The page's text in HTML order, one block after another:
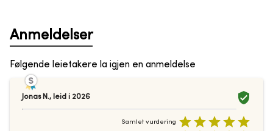
Anmeldelser
Følgende leietakere la igjen en anmeldelse
Jonas N., leid i 2026
Samlet vurdering